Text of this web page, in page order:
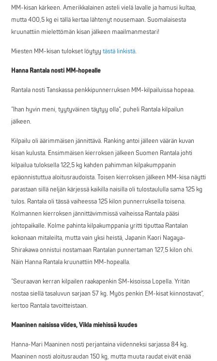
MM-kisan kärkeen. Amerikkalainen asteli vielä lavalle ja hamusi kultaa,
mutta 400,5 kg ei tällä kertaa lähtenyt nousemaan. Suomalaisesta
kruunattiin mielettömän kisan jälkeen maailmanmestari!
Miesten MM-kisan tulokset löytyy tästä linkistä.
Hanna Rantala nosti MM-hopealle
Rantala nosti Tanskassa penkkipunnerruksen MM-kilpailuissa hopeaa.
”Ihan hyvin meni, tyytyväinen täytyy olla”, puheli Rantala kilpailun
jälkeen.
Kilpailu oli äärimmäisen jännittävä. Ranking antoi jälleen väärän kuvan
kisan kulusta. Ensimmäisen kierroksen jälkeen Suomen Rantala johti
kilpailua tuloksella 122,5 kg kahden pahimman kilpakumppanin
epäonnistuttua aloitusraudoista. Toisen kierroksen jälkeen MM-kisa näytti
parastaan sillä neljän kärjessä kaikilla naisilla oli tulostaululla sama 125 kg
tulos. Rantala oli tässä vaiheessa 125 kilon punnerruksella toisena.
Kolmannen kierroksen jännittävimmissä vaiheissa Rantala pääsi
johtopaikalle. Kolme pahinta kilpakumppania yritti tiputtaa Rantalan
kokonaan mitaleilta, mutta vain yksi heistä, Japanin Kaori Nagaya-
Shirakawa onnistui nostamaan Rantalan punnertaman 127,5 kilon ohi.
Näin Hanna Rantala kruunattiin MM-hopealla.
”Seuraavan kerran kilpailen raakapenkin SM-kisoissa Lopella. Yritän
nostaa siellä tasaluvun sarjaan 57 kg. Myös penkin EM-kisat kiinnostavat”,
kertoo Rantala tavoitteistaan.
Maaninen naisissa viides, Vikla miehissä kuudes
Hanna-Mari Maaninen nosti perjantaina viidenneksi sarjassa 84 kg.
Maaninen nosti aloitusraudan 150 kg, mutta muuta raudat eivät enää